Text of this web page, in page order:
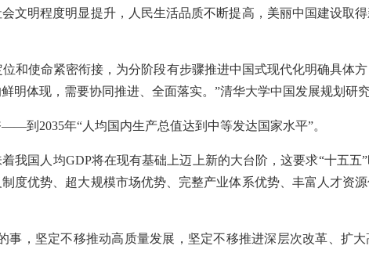
文明程度明显提升，人民生活品质不断提高，美丽中国建设取
位和使命紧密衔接，为分阶段有步骤推进中国式现代化明确具体
明体现，需要协同推进、全面落实。”清华大学中国发展规划研
到2035年“人均国内生产总值达到中等发达国家水平”。
我国人均GDP将在现有基础上迈上新的大台阶，这要求“十五五
度优势、超大规模市场优势、完整产业体系优势、丰富人才资
事，坚定不移推动高质量发展，坚定不移推进深层次改革、扩